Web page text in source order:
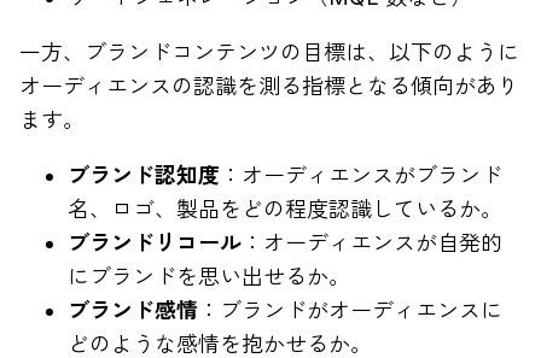
一方、ブランドコンテンツの目標は、以下のように
オーディエンスの認識を測る指標となる傾向があり
ます。
ブランド認知度 ：オーディエンスがブランド
名、ロゴ、製品をどの程度認識しているか。
ブランドリコール ：オーディエンスが自発的
にブランドを思い出せるか。
ブランド感情 ：ブランドがオーディエンスに
どのような感情を抱かせるか。